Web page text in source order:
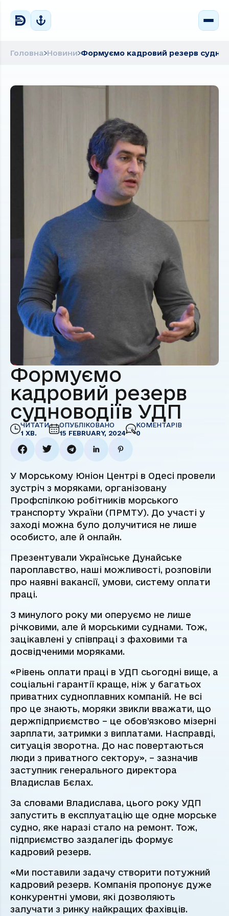
Головна Новини Формуємо кадровий резерв
Формуємо
кадровий резерв
судноводіїв УДП
ЧИТАТИ
1 ХВ.
ОПУБЛІКОВАНО
15 FEBRUARY, 2024
КОМЕНТАРІВ
0
У Морському Юніон Центрі в Одесі провели
зустріч з моряками, організовану
Профспілкою робітників морського
транспорту України (ПРМТУ). До участі у
заході можна було долучитися не лише
особисто, але й онлайн.
Презентували Українське Дунайське
пароплавство, наші можливості, розповіли
про наявні вакансії, умови, систему оплати
праці.
З минулого року ми оперуємо не лише
річковими, але й морськими суднами. Тож,
зацікавлені у співпраці з фаховими та
досвідченими моряками.
«Рівень оплати праці в УДП сьогодні вище, а
соціальні гарантії краще, ніж у багатьох
приватних судноплавних компаній. Не всі
про це знають, моряки звикли вважати, що
держпідприємство – це обов’язково мізерні
зарплати, затримки з виплатами. Насправді,
ситуація зворотна. До нас повертаються
люди з приватного сектору», – зазначив
заступник генерального директора
Владислав Бєлах.
За словами Владислава, цього року УДП
запустить в експлуатацію ще одне морське
судно, яке наразі стало на ремонт. Тож,
підприємство заздалегідь формує
кадровий резерв.
«Ми поставили задачу створити потужний
кадровий резерв. Компанія пропонує дуже
конкурентні умови, які дозволяють
залучати з ринку найкращих фахівців.